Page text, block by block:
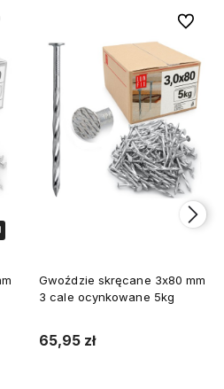
Gwoździe skręcane 3x80 mm
3 cale ocynkowane 5kg
65,95 zł
Do